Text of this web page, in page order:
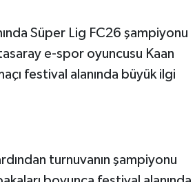
Süper Lig FC26 şampiyonu
e-spor oyuncusu Kaan
festival alanında büyük ilgi
turnuvanın şampiyonu